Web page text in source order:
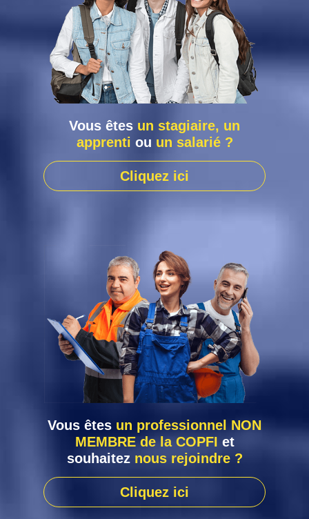
Vous êtes un stagiaire, un
apprenti ou un salarié ?
Cliquez ici
Vous êtes un professionnel NON
MEMBRE de la COPFI et
souhaitez nous rejoindre ?
Cliquez ici